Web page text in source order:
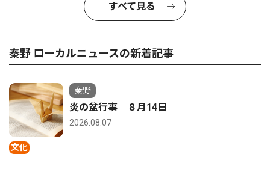
すべて見る
秦野 ローカルニュースの新着記事
文化
秦野
炎の盆行事 ８月14日
2026.08.07